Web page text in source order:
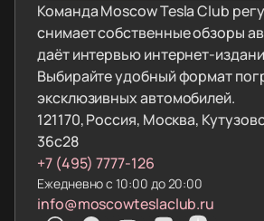
Команда Moscow Tesla Club
снимает собственные обзоры
даёт интервью интернет-
Выбирайте удобный формат
эксклюзивных автомобилей.
121170, Россия, Москва,
36с28
+7 (495) 7777-126
Ежедневно с 10:00 до 20:00
info@moscowteslaclub.ru